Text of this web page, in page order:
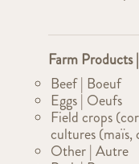
Farm Products
Beef | Boeuf
Eggs | Oeufs
Field crops
cultures (maïs,
Other | Autre